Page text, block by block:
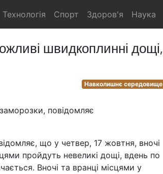
Технологія Спорт Здоров'я Наука
швидкоплинні дощі,
Навколишнє середовище
повідомляє
що у четвер, 17 жовтня, вночі
пройдуть невеликі дощі, вдень по
Вночі та вранці місцями у